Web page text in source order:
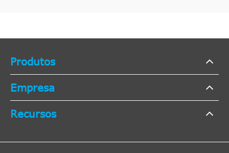
Produtos
Empresa
Recursos